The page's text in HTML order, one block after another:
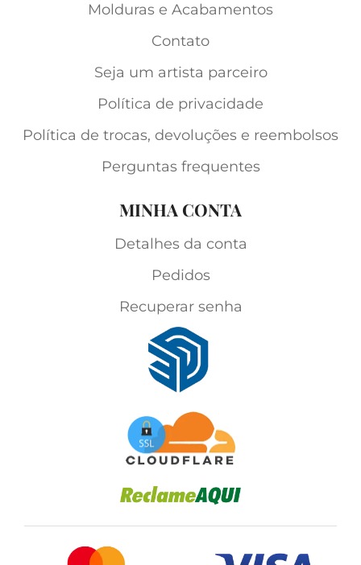
Molduras e Acabamentos
Contato
Seja um artista parceiro
Política de privacidade
Política de trocas, devoluções e reembolsos
Perguntas frequentes
MINHA CONTA
Detalhes da conta
Pedidos
Recuperar senha